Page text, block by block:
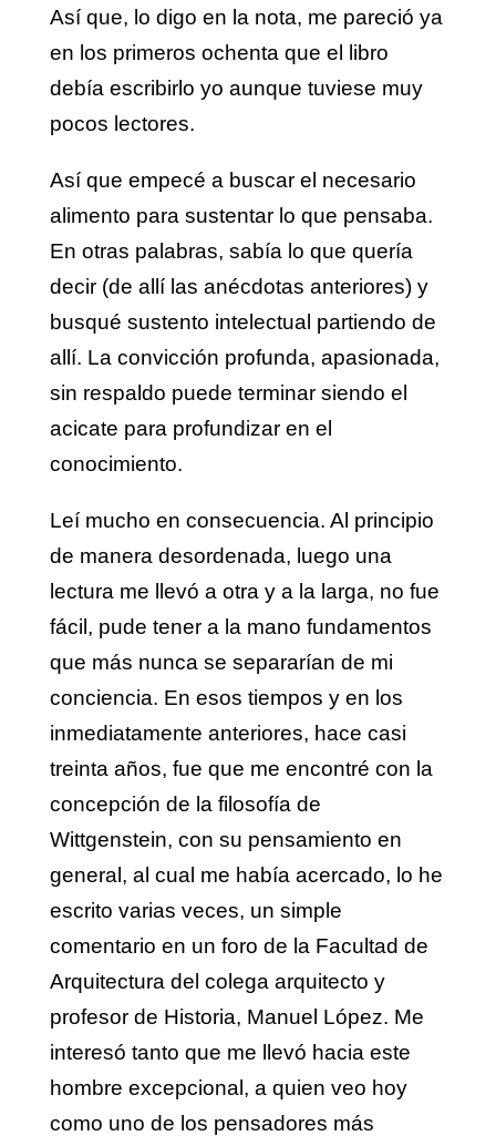
Así que, lo digo en la nota, me pareció ya
en los primeros ochenta que el libro
debía escribirlo yo aunque tuviese muy
pocos lectores.
Así que empecé a buscar el necesario
alimento para sustentar lo que pensaba.
En otras palabras, sabía lo que quería
decir (de allí las anécdotas anteriores) y
busqué sustento intelectual partiendo de
allí. La convicción profunda, apasionada,
sin respaldo puede terminar siendo el
acicate para profundizar en el
conocimiento.
Leí mucho en consecuencia. Al principio
de manera desordenada, luego una
lectura me llevó a otra y a la larga, no fue
fácil, pude tener a la mano fundamentos
que más nunca se separarían de mi
conciencia. En esos tiempos y en los
inmediatamente anteriores, hace casi
treinta años, fue que me encontré con la
concepción de la filosofía de
Wittgenstein, con su pensamiento en
general, al cual me había acercado, lo he
escrito varias veces, un simple
comentario en un foro de la Facultad de
Arquitectura del colega arquitecto y
profesor de Historia, Manuel López. Me
interesó tanto que me llevó hacia este
hombre excepcional, a quien veo hoy
como uno de los pensadores más